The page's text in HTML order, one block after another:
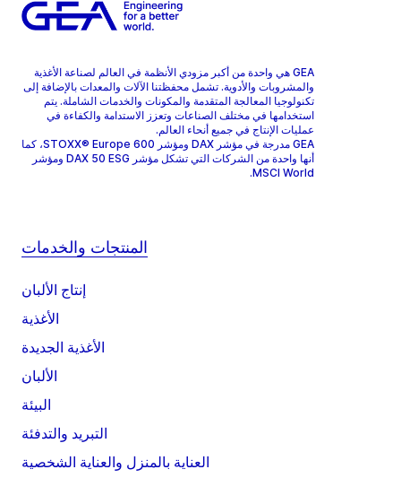
GEA هي واحدة من أكبر مزودي الأنظمة في العالم لصناعة الأغذية
والمشروبات والأدوية. تشمل محفظتنا الآلات والمعدات بالإضافة إلى
تكنولوجيا المعالجة المتقدمة والمكونات والخدمات الشاملة. يتم
استخدامها في مختلف الصناعات وتعزز الاستدامة والكفاءة في
عمليات الإنتاج في جميع أنحاء العالم.
GEA مدرجة في مؤشر DAX ومؤشر STOXX® Europe 600، كما
أنها واحدة من الشركات التي تشكل مؤشر DAX 50 ESG ومؤشر
MSCI World.
المنتجات والخدمات
إنتاج الألبان
الأغذية
الأغذية الجديدة
الألبان
البيئة
التبريد والتدفئة
العناية بالمنزل والعناية الشخصية